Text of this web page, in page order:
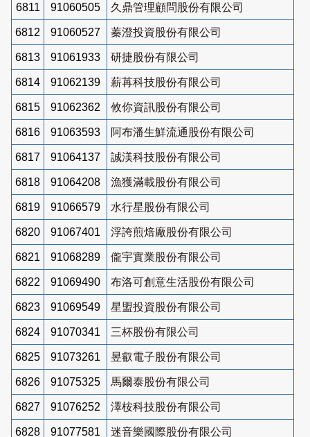
6811 91060505 久鼎管理顧問股份有限公司
6812 91060527 蓁澄投資股份有限公司
6813 91061933 研捷股份有限公司
6814 91062139 薪苒科技股份有限公司
6815 91062362 攸你資訊股份有限公司
6816 91063593 阿布潘生鮮流通股份有限公司
6817 91064137 誠渼科技股份有限公司
6818 91064208 漁獲滿載股份有限公司
6819 91066579 水行星股份有限公司
6820 91067401 浮誇煎焙廠股份有限公司
6821 91068289 儱宇實業股份有限公司
6822 91069490 布洛可創意生活股份有限公司
6823 91069549 星盟投資股份有限公司
6824 91070341 三杯股份有限公司
6825 91073261 昱叡電子股份有限公司
6826 91075325 馬爾泰股份有限公司
6827 91076252 澤桉科技股份有限公司
6828 91077581 迷音樂國際股份有限公司